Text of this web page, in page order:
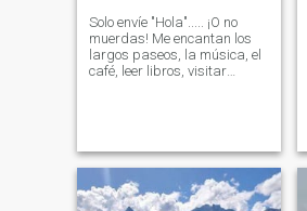
Solo envíe "Hola"..... ¡O no
muerdas! Me encantan los
largos paseos, la música, el
café, leer libros, visitar
mientras caminamos junto al
mar. Nunca me casé, no
tengo hijos. Espero que algún
día tenga ambos!